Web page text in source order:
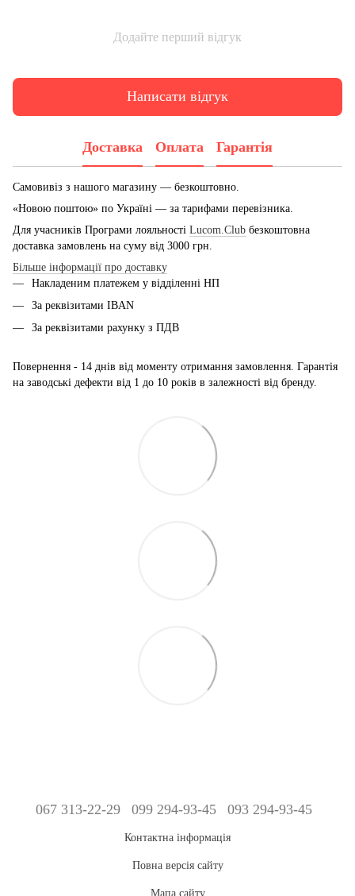
Додайте перший відгук
Написати відгук
Доставка Оплата Гарантія
Самовивіз з нашого магазину — безкоштовно.
«Новою поштою» по Україні — за тарифами перевізника.
Для учасників Програми лояльності Lucom.Club безкоштовна
доставка замовлень на суму від 3000 грн.
Більше інформації про доставку
Накладеним платежем у відділенні НП
За реквізитами IBAN
За реквізитами рахунку з ПДВ
Повернення - 14 днів від моменту отримання замовлення. Гарантія
на заводські дефекти від 1 до 10 років в залежності від бренду.
067 313-22-29 099 294-93-45 093 294-93-45
Контактна інформація
Повна версія сайту
Мапа сайту